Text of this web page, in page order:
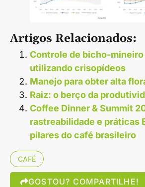
Artigos Relacionados:
Controle de bicho-mineiro
utilizando crisopídeos
Manejo para obter alta
Raiz: o berço da
Coffee Dinner & Summit
rastreabilidade e práticas
pilares do café brasileiro
CAFÉ
GOSTOU? COMPARTILHE!